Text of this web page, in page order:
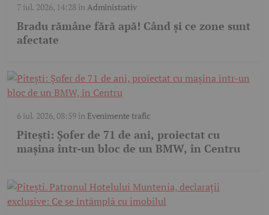
7 iul. 2026, 14:28în Administrativ
Bradu rămâne fără apă! Când și ce zone sunt
afectate
6 iul. 2026, 08:59în Evenimente trafic
Pitești: Șofer de 71 de ani, proiectat cu
mașina într-un bloc de un BMW, în Centru